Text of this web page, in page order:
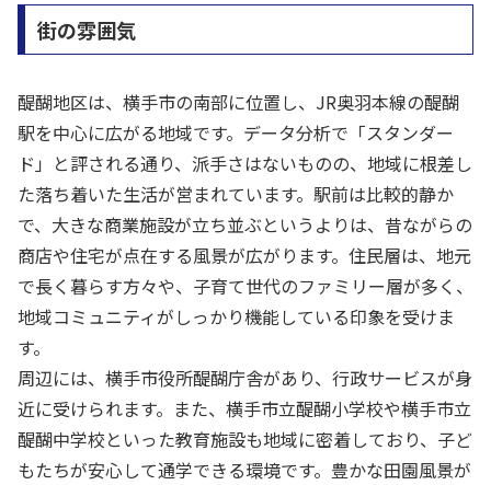
街の雰囲気
醍醐地区は、横手市の南部に位置し、JR奥羽本線の醍醐
駅を中心に広がる地域です。データ分析で「スタンダー
ド」と評される通り、派手さはないものの、地域に根差し
た落ち着いた生活が営まれています。駅前は比較的静か
で、大きな商業施設が立ち並ぶというよりは、昔ながらの
商店や住宅が点在する風景が広がります。住民層は、地元
で長く暮らす方々や、子育て世代のファミリー層が多く、
地域コミュニティがしっかり機能している印象を受けま
す。
周辺には、横手市役所醍醐庁舎があり、行政サービスが身
近に受けられます。また、横手市立醍醐小学校や横手市立
醍醐中学校といった教育施設も地域に密着しており、子ど
もたちが安心して通学できる環境です。豊かな田園風景が